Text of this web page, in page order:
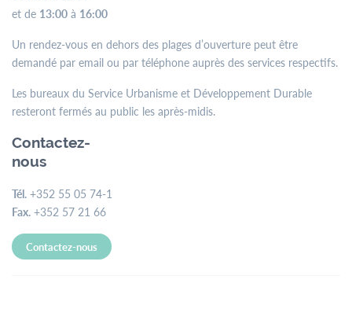
et de 13:00 à 16:00
Un rendez-vous en dehors des plages d’ouverture peut être
demandé par email ou par téléphone auprès des services respectifs.
Les bureaux du Service Urbanisme et Développement Durable
resteront fermés au public les après-midis.
Contactez-
nous
Tél. +352 55 05 74-1
Fax. +352 57 21 66
Contactez-nous